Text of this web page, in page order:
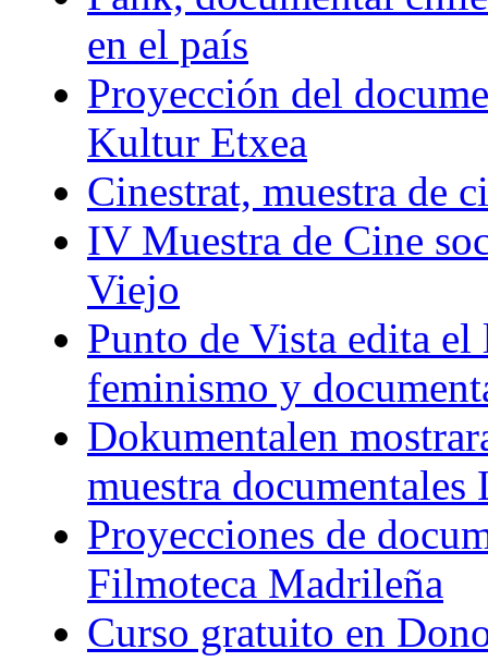
en el país
Proyección del
Kultur Etxea
Cinestrat, muestra de
IV Muestra de Cine
Viejo
Punto de Vista edita
feminismo y
Dokumentalen
muestra documentales
Proyecciones de
Filmoteca Madrileña
Curso gratuito en